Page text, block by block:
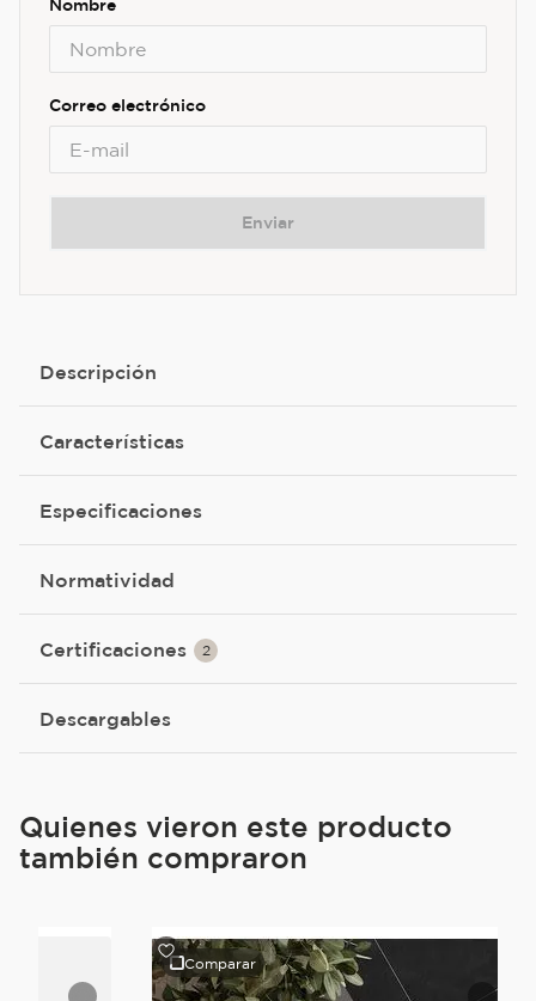
Enviar
Descripción
Características
Especificaciones
Normatividad
Certificaciones 2
Descargables
Quienes vieron este producto
también compraron
Comparar